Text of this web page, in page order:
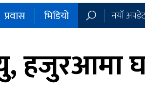
प्रवास भिडियो नयाँ
हजुरआमा